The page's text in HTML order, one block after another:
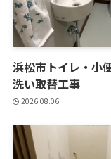
浜松市トイレ・小
洗い取替工事
2026.08.06